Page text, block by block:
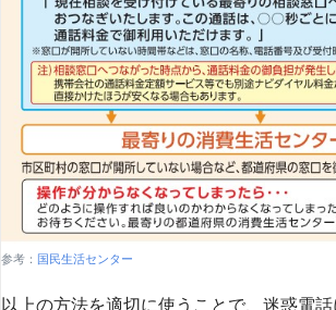
参考： 国民生活センター
以上の方法を適切に使うことで、迷惑電